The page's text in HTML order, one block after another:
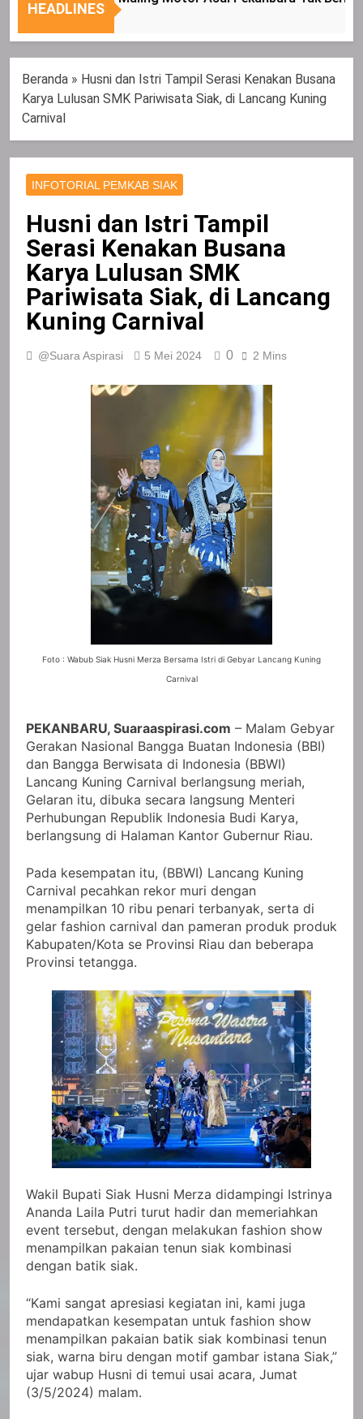
Nasional
Tepat
HEADLINES
Beranda » Husni dan Istri Tampil Serasi Kenakan Busana
Karya Lulusan SMK Pariwisata Siak, di Lancang Kuning
Carnival
INFOTORIAL PEMKAB SIAK
Husni dan Istri Tampil
Serasi Kenakan Busana
Karya Lulusan SMK
Pariwisata Siak, di Lancang
Kuning Carnival
@Suara Aspirasi 5 Mei 2024 0 2 Mins
Foto : Wabub Siak Husni Merza Bersama Istri di Gebyar Lancang Kuning
Carnival
PEKANBARU, Suaraaspirasi.com – Malam Gebyar
Gerakan Nasional Bangga Buatan Indonesia (BBI)
dan Bangga Berwisata di Indonesia (BBWI)
Lancang Kuning Carnival berlangsung meriah,
Gelaran itu, dibuka secara langsung Menteri
Perhubungan Republik Indonesia Budi Karya,
berlangsung di Halaman Kantor Gubernur Riau.
Pada kesempatan itu, (BBWI) Lancang Kuning
Carnival pecahkan rekor muri dengan
menampilkan 10 ribu penari terbanyak, serta di
gelar fashion carnival dan pameran produk produk
Kabupaten/Kota se Provinsi Riau dan beberapa
Provinsi tetangga.
Wakil Bupati Siak Husni Merza didampingi Istrinya
Ananda Laila Putri turut hadir dan memeriahkan
event tersebut, dengan melakukan fashion show
menampilkan pakaian tenun siak kombinasi
dengan batik siak.
“Kami sangat apresiasi kegiatan ini, kami juga
mendapatkan kesempatan untuk fashion show
menampilkan pakaian batik siak kombinasi tenun
siak, warna biru dengan motif gambar istana Siak,”
ujar wabup Husni di temui usai acara, Jumat
(3/5/2024) malam.